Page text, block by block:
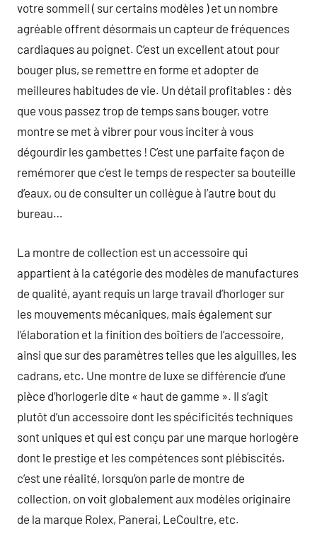
votre sommeil ( sur certains modèles ) et un nombre
agréable offrent désormais un capteur de fréquences
cardiaques au poignet. C’est un excellent atout pour
bouger plus, se remettre en forme et adopter de
meilleures habitudes de vie. Un détail profitables : dès
que vous passez trop de temps sans bouger, votre
montre se met à vibrer pour vous inciter à vous
dégourdir les gambettes ! C’est une parfaite façon de
remémorer que c’est le temps de respecter sa bouteille
d’eaux, ou de consulter un collègue à l’autre bout du
bureau…
La montre de collection est un accessoire qui
appartient à la catégorie des modèles de manufactures
de qualité, ayant requis un large travail d’horloger sur
les mouvements mécaniques, mais également sur
l’élaboration et la finition des boîtiers de l’accessoire,
ainsi que sur des paramètres telles que les aiguilles, les
cadrans, etc. Une montre de luxe se différencie d’une
pièce d’horlogerie dite « haut de gamme ». Il s’agit
plutôt d’un accessoire dont les spécificités techniques
sont uniques et qui est conçu par une marque horlogère
dont le prestige et les compétences sont plébiscités.
c’est une réalité, lorsqu’on parle de montre de
collection, on voit globalement aux modèles originaire
de la marque Rolex, Panerai, LeCoultre, etc.